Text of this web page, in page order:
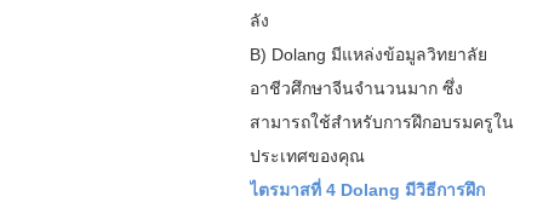
ลัง
B) Dolang มีแหล่งข้อมูลวิทยาลัย
อาชีวศึกษาจีนจำนวนมาก ซึ่ง
สามารถใช้สำหรับการฝึกอบรมครูใน
ประเทศของคุณ
ไตรมาสที่ 4 Dolang มีวิธีการฝึก